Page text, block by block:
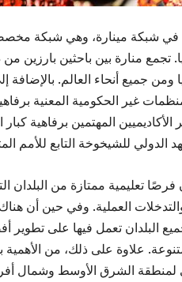
شبكة مينارة، وهي شبكة
تجمع منارة بين باحثين
جميع أنحاء العالم.
غير الحكومية المعنية
فرصًا تعليمية ممتازة من
العملية. وفي حين أن
البلدان تعمل فيها على
علاوة على ذلك، من
الشرق الأوسط وشمال